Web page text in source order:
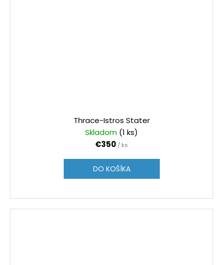
Thrace-Istros Stater
Skladom (1 ks)
€350 / ks
DO KOŠÍKA